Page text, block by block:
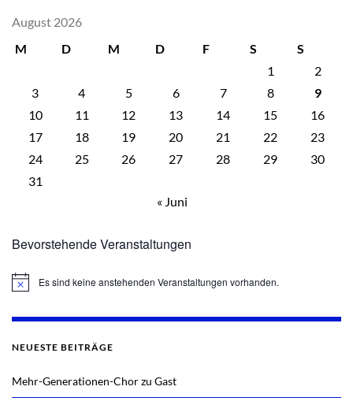
August 2026
M
D M D F S
S
1
2
3
4 5 6 7 8
9
10
11 12 13 14 15
16
17
18 19 20 21 22
23
24
25 26 27 28 29
30
31
« Juni
Bevorstehende Veranstaltungen
HinweisEs sind keine anstehenden Veranstaltungen vorhanden.
NEUESTE BEITRÄGE
Mehr-Generationen-Chor zu Gast